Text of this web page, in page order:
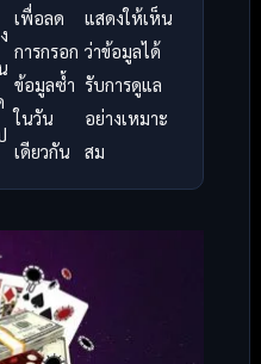
เพื่อลด
การกรอก
ข้อมูลซ้ำ
ในวัน
เดียวกัน
แสดงให้เห็น
ว่าข้อมูลได้
รับการดูแล
อย่างเหมาะ
สม